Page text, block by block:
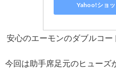
Yahoo!ショ
安心のエーモンのダブルコ
今回は助手席足元のヒューズ